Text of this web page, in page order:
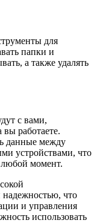
для
папки и
а также удалять
с вами,
вы работаете.
данные между
устройствами, что
любой момент.
надежностью, что
и управления
использовать